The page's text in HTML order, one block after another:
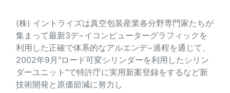
(株) イントライズは真空包装産業各分野専門家たちが
集まって最新3デ−イコンピューターグラフィックを
利用した正確で体系的なアルエンデ−過程を通じて、
2002年9月"ロード可変シリンダーを利用したシリン
ダーユニット"で特許庁に実用新案登録をするなど新
技術開発と原価節減に努力し